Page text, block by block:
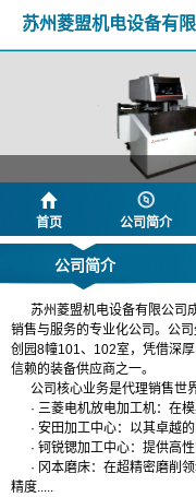
苏州菱盟机电设备有
首页 公司简介
公司简介
苏州菱盟机电设备有限公司
销售与服务的专业化公司。公
创园8幢101、102室，凭借深
信赖的装备供应商之一。
公司核心业务是代理销售世
· 三菱电机放电加工机：在模
· 安田加工中心：以其卓越的
· 钶锐锶加工中心：提供高性
· 冈本磨床：在超精密磨削领
精度.....